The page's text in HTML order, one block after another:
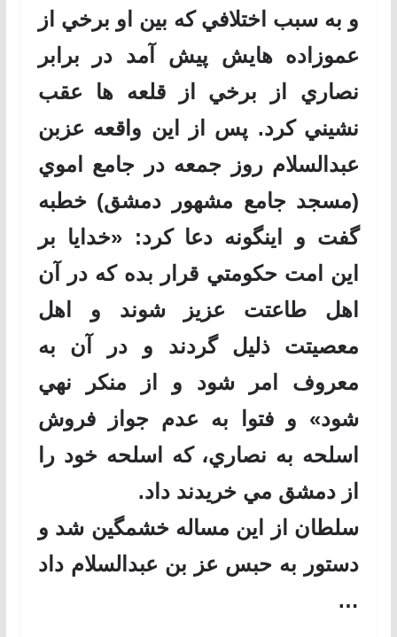
و به سبب اختلافي كه بين او برخي از
عموزاده هايش پيش آمد در برابر
نصاري از برخي از قلعه ها عقب
نشيني كرد. پس از اين واقعه عزبن
عبدالسلام روز جمعه در جامع اموي
(مسجد جامع مشهور دمشق) خطبه
گفت و اينگونه دعا كرد: «خدايا بر
اين امت حكومتي قرار بده كه در آن
اهل طاعتت عزيز شوند و اهل
معصيتت ذليل گردند و در آن به
معروف امر شود و از منكر نهي
شود» و فتوا به عدم جواز فروش
اسلحه به نصاري، كه اسلحه خود را
از دمشق مي خريدند داد.
سلطان از اين مساله خشمگين شد و
دستور به حبس عز بن عبدالسلام داد
…